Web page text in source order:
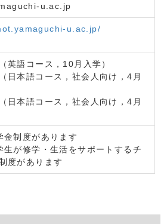
u.ac.jp
u.ac.jp/
英語コース，10月入学）
日本語コース，社会人向け，4月
日本語コース，社会人向け，4月
金制度があります
生が修学・生活をサポートするチ
度があります